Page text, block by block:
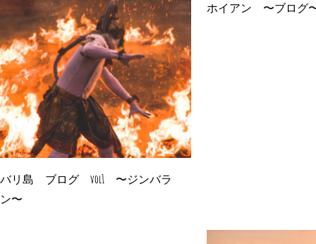
バリ島 ブログ vol1 〜ジンバラ
ン〜
ホイアン 〜ブログ